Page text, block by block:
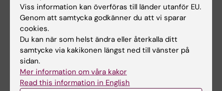
Relaterat
Avdelningen för klinisk immunologi
Viss information kan överföras till länder utanför EU.
Genom att samtycka godkänner du att vi sparar
cookies.
Du kan när som helst ändra eller återkalla ditt
samtycke via kakikonen längst ned till vänster på
sidan.
Mer information om våra kakor
Read this information in English